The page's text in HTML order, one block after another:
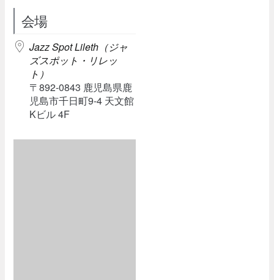
会場
Jazz Spot Lileth（ジャ
ズスポット・リレッ
ト）
〒892-0843 鹿児島県鹿
児島市千日町9-4 天文館
Kビル 4F